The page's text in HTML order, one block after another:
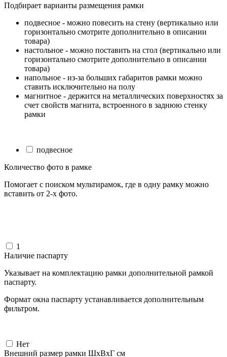
Подбирает варианты размещения рамки
подвесное - можно повесить на стену (вертикально или
горизонтально смотрите дополнительно в описании
товара)
настольное - можно поставить на стол (вертикально или
горизонтально смотрите дополнительно в описании
товара)
напольное - из-за больших габаритов рамки можно
ставить исключительно на полу
магнитное - держится на металлических поверхностях за
счет свойств магнита, встроенного в заднюю стенку
рамки
подвесное
Количество фото в рамке
Помогает с поиском мультирамок, где в одну рамку можно
вставить от 2-х фото.
1
Наличие паспарту
Указывает на комплектацию рамки дополнительной рамкой
паспарту.
Формат окна паспарту устанавливается дополнительным
фильтром.
Нет
Внешний размер рамки ШxВxГ см